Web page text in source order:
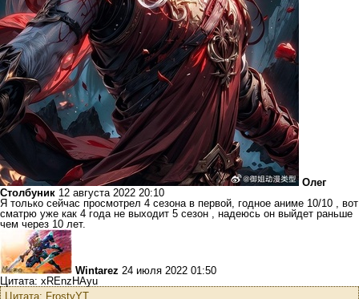
Олег
Столбуник 12 августа 2022 20:10
Я только сейчас просмотрел 4 сезона в первой, годное аниме 10/10 , вот
сматрю уже как 4 года не выходит 5 сезон , надеюсь он выйдет раньше
чем через 10 лет.
Wintarez 24 июля 2022 01:50
Цитата: xREnzHAyu
Цитата: FrostyYT